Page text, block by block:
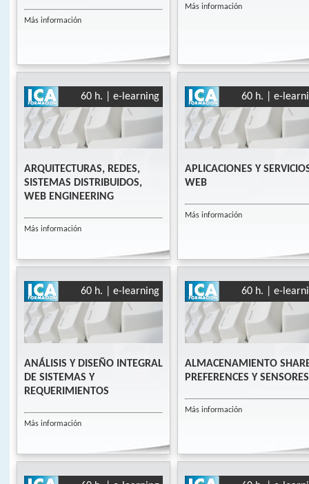
Más información
Más información
60 h. | e-learning
ARQUITECTURAS, REDES,
SISTEMAS DISTRIBUIDOS,
WEB ENGINEERING
Más información
60 h. | e-
APLICACIONES Y
WEB
Más información
60 h. | e-learning
ANÁLISIS Y DISEÑO INTEGRAL
DE SISTEMAS Y
REQUERIMIENTOS
Más información
60 h. | e-
ALMACENAMIENTO
PREFERENCES Y SENSORES
Más información